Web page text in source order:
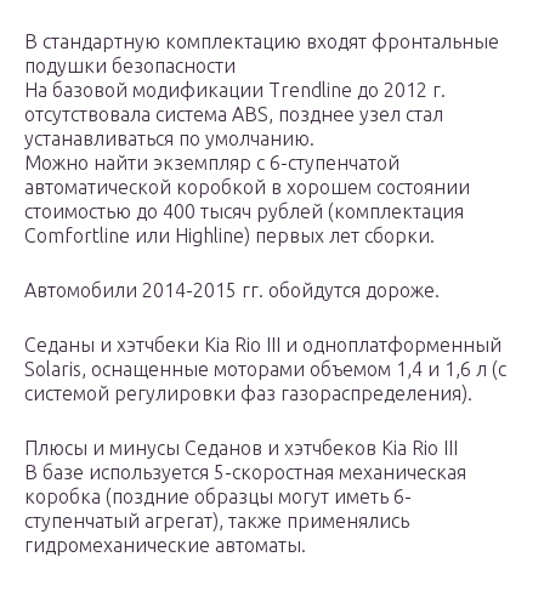
В стандартную комплектацию входят фронтальные
подушки безопасности
На базовой модификации Trendline до 2012 г.
отсутствовала система ABS, позднее узел стал
устанавливаться по умолчанию.
Можно найти экземпляр с 6-ступенчатой
автоматической коробкой в хорошем состоянии
стоимостью до 400 тысяч рублей (комплектация
Comfortline или Highline) первых лет сборки.
Автомобили 2014-2015 гг. обойдутся дороже.
Седаны и хэтчбеки Kia Rio III и одноплатформенный
Solaris, оснащенные моторами объемом 1,4 и 1,6 л (с
системой регулировки фаз газораспределения).
Плюсы и минусы Седанов и хэтчбеков Kia Rio III
В базе используется 5-скоростная механическая
коробка (поздние образцы могут иметь 6-
ступенчатый агрегат), также применялись
гидромеханические автоматы.